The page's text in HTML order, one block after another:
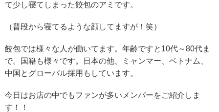
て少し寝てしまった餃包のアミです。
（普段から寝てるような顔してますが！笑）
餃包では様々な人が働いてます。年齢ですと10代～80代ま
で。国籍も様々です。日本の他、ミャンマー、ベトナム、
中国とグローバル採用もしています。
今日はお店の中でもファンが多いメンバーをご紹介しま
す！！